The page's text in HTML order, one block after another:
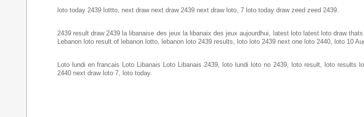
loto today 2439 lottto, next draw next draw 2439 next draw loto, 7 loto today draw zeed zeed 2439.
2439 result draw 2439 la libanaise des jeux la libanaix des jeux aujourdhui, latest loto latest loto draw
Lebanon loto result of lebanon lotto, lebanon loto 2439 results, loto loto 2439 next one loto 2440, loto 10
Loto lundi en francais Loto Libanais Loto Libanais 2439, loto lundi loto no 2439, loto result, loto
2440 next draw loto 7, loto today.